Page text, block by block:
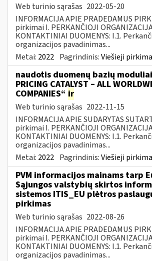
Web turinio sąrašas 2022-05-20
INFORMACIJA APIE PRADEDAMUS
pirkimai I. PERKANČIOJI
KONTAKTINIAI DUOMENYS: I.1.
organizacijos pavadinimas...
Metai: 2022 Pagrindinis:Viešieji
naudotis duomenų bazių
PRICING CATALYST – ALL
COMPANIES“ ir
Web turinio sąrašas 2022-11-15
INFORMACIJA APIE SUDARYTAS
pirkimai I. PERKANČIOJI
KONTAKTINIAI DUOMENYS: I.1.
organizacijos pavadinimas...
Metai: 2022 Pagrindinis:Viešieji
PVM informacijos mainams tarp
Sąjungos valstybių skirtos
sistemos ITIS_EU plėtros
pirkimas
Web turinio sąrašas 2022-08-26
INFORMACIJA APIE PRADEDAMUS
pirkimai I. PERKANČIOJI
KONTAKTINIAI DUOMENYS: I.1.
organizacijos pavadinimas...